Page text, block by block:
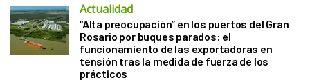
Actualidad
“Alta preocupación” en los puertos del Gran
Rosario por buques parados: el
funcionamiento de las exportadoras en
tensión tras la medida de fuerza de los
prácticos